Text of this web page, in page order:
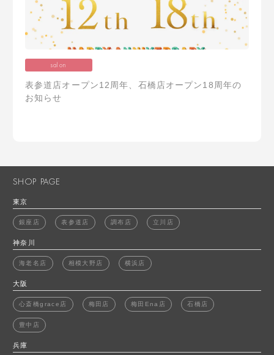
salon
表参道店オープン12周年、石橋店オープン18周年の
お知らせ
SHOP PAGE
東京
銀座店 表参道店 調布店 立川店
神奈川
海老名店 相模大野店 横浜店
大阪
心斎橋grace店 梅田店 梅田Ena店 石橋店
豊中店
兵庫